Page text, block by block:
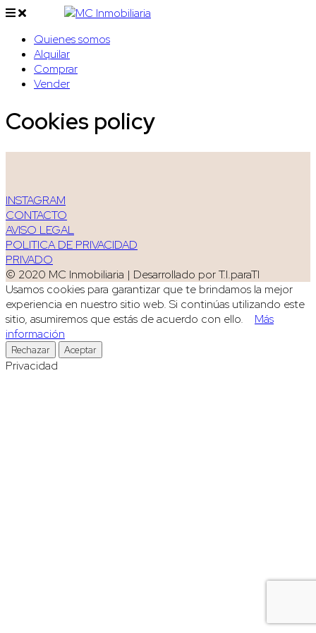
Quienes somos
Alquilar
Comprar
Vender
Cookies policy
INSTAGRAM
CONTACTO
AVISO LEGAL
POLITICA DE PRIVACIDAD
PRIVADO
© 2020 MC Inmobiliaria | Desarrollado por T.I.paraTI
Usamos cookies para garantizar que te brindamos la mejor
experiencia en nuestro sitio web. Si continúas utilizando este
sitio, asumiremos que estás de acuerdo con ello. Más
información
Rechazar Aceptar
Privacidad